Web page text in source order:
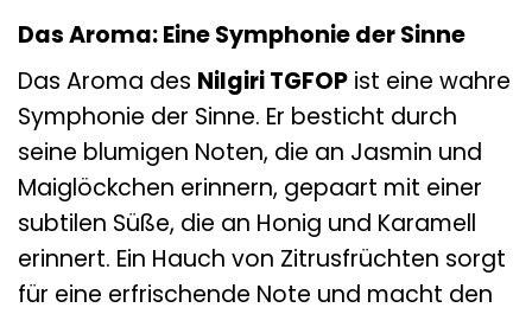
Das Aroma: Eine Symphonie der Sinne
Das Aroma des Nilgiri TGFOP ist eine wahre
Symphonie der Sinne. Er besticht durch
seine blumigen Noten, die an Jasmin und
Maiglöckchen erinnern, gepaart mit einer
subtilen Süße, die an Honig und Karamell
erinnert. Ein Hauch von Zitrusfrüchten sorgt
für eine erfrischende Note und macht den